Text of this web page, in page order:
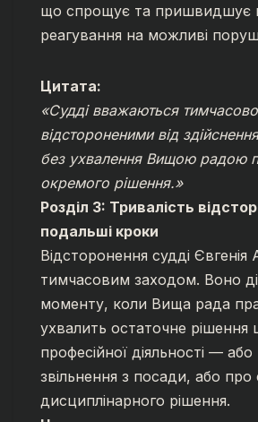
що спрощує та пришвидшує
реагування на можливі
Цитата:
«Судді вважаються тимчасово
відстороненими від
без ухвалення Вищою радою
окремого рішення.»
Розділ 3: Тривалість
подальші кроки
Відсторонення судді Євгенія
тимчасовим заходом. Воно
моменту, коли Вища рада
ухвалить остаточне рішення
професійної діяльності —
звільнення з посади, або про
дисциплінарного рішення.